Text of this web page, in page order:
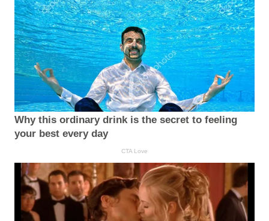
Why this ordinary drink is the secret to feeling
your best every day
CTA Love